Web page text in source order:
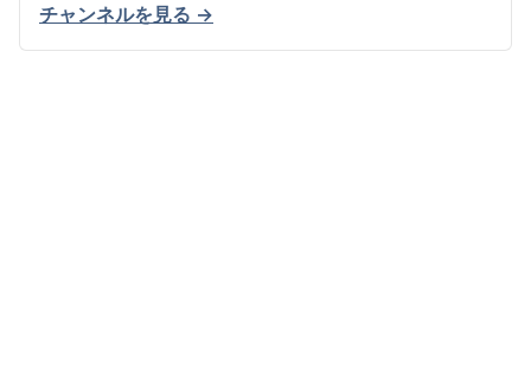
チャンネルを見る →